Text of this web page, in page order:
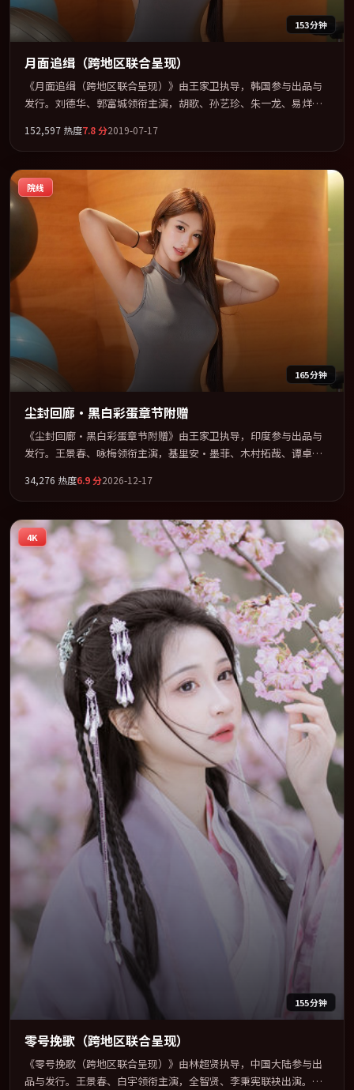
153分钟
月面追缉（跨地区联合呈现）
《月面追缉（跨地区联合呈现）》由王家卫执导，韩国参与出品与
发行。刘德华、郭富城领衔主演，胡歌、孙艺珍、朱一龙、易烊千
「喜剧」类型为骨架，在叙事、表演与视听上力求统一。定于
2019-10-28 在内地院线及主流平台同步亮相，2019 年度话题片中口
碑稳健，适合喜欢强情节与人物弧光的观众完整观看。
152,597 热度7.8分2019-07-17
院线
165分钟
尘封回廊·黑白彩蛋章节附赠
《尘封回廊·黑白彩蛋章节附赠》由王家卫执导，印度参与出品与
发行。王景春、咏梅领衔主演，基里安·墨菲、木村拓哉、谭卓联
「爱情」类型为骨架，在叙事、表演与视听上力求统一。定于
2026-11-23 在内地院线及主流平台同步亮相，2026 年度话题片中口
碑稳健，适合喜欢强情节与人物弧光的观众完整观看。
34,276 热度6.9分2026-12-17
4K
155分钟
零号挽歌（跨地区联合呈现）
《零号挽歌（跨地区联合呈现）》由林超贤执导，中国大陆参与出
品与发行。王景春、白宇领衔主演，全智贤、李秉宪联袂出演。多